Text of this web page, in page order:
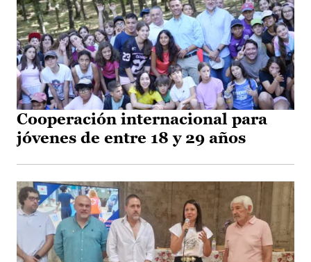
Cooperación internacional para
jóvenes de entre 18 y 29 años